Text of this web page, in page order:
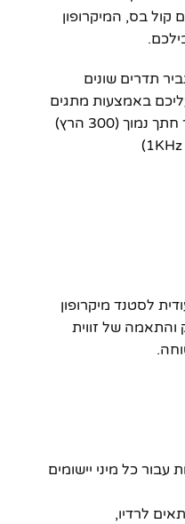
קול בס, המיקרופון
תדרים שונים
באמצעות מתגים
בגב המיקרופון – מתג פילטר חתך נמוך (300 הרץ)
לסטנד מיקרופון
והתאמה של זווית
כל מיני יישומים
לרדיו,